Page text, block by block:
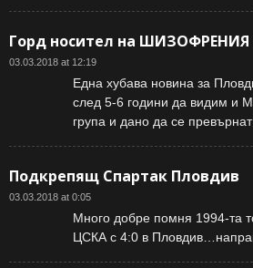
Горд носител на ШИЗОФРЕНИЯ
03.03.2018 at 12:19
Една хубава новина за
след 5-6 години да видим и
група и дано да се
Подкрепящ Спартак Пловдив
03.03.2018 at 0:05
Много добре помня 1994-та
ЦСКА с 4:0 в